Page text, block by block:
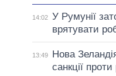
14:02 У Румунії
врятувати
13:49
Нова
санкції проти